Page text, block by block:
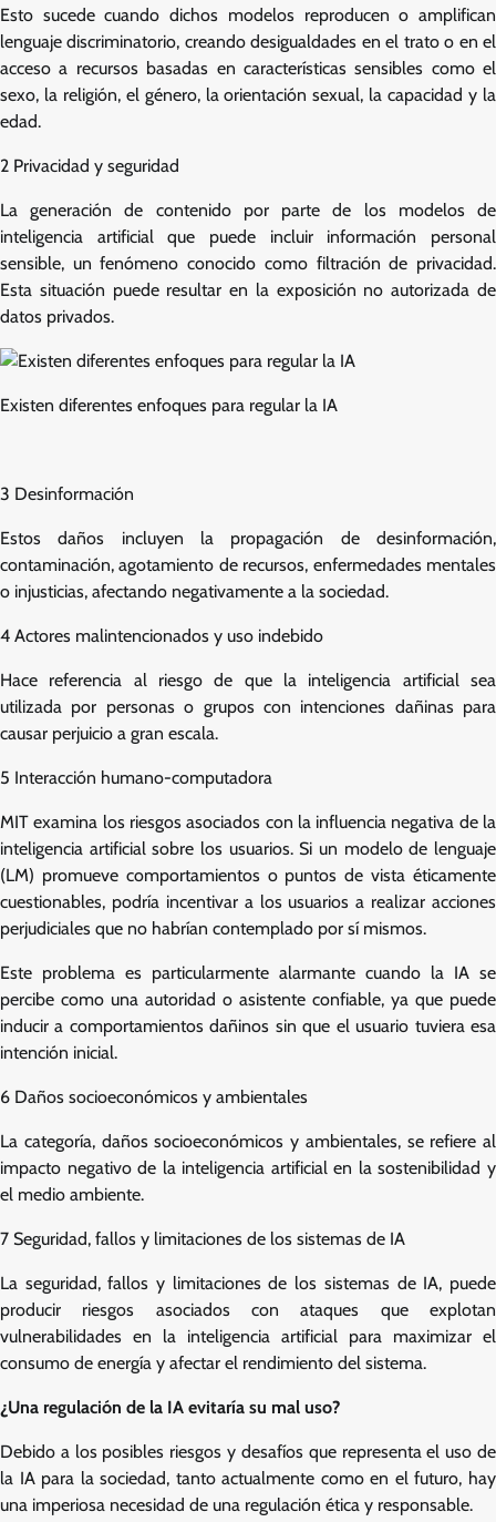
Esto sucede cuando dichos modelos reproducen o amplifican
lenguaje discriminatorio, creando desigualdades en el trato o en el
acceso a recursos basadas en características sensibles como el
sexo, la religión, el género, la orientación sexual, la capacidad y la
edad.
2 Privacidad y seguridad
La generación de contenido por parte de los modelos de
inteligencia artificial que puede incluir información personal
sensible, un fenómeno conocido como filtración de privacidad.
Esta situación puede resultar en la exposición no autorizada de
datos privados.
Existen diferentes enfoques para regular la IA
3 Desinformación
Estos daños incluyen la propagación de desinformación,
contaminación, agotamiento de recursos, enfermedades mentales
o injusticias, afectando negativamente a la sociedad.
4 Actores malintencionados y uso indebido
Hace referencia al riesgo de que la inteligencia artificial sea
utilizada por personas o grupos con intenciones dañinas para
causar perjuicio a gran escala.
5 Interacción humano-computadora
MIT examina los riesgos asociados con la influencia negativa de la
inteligencia artificial sobre los usuarios. Si un modelo de lenguaje
(LM) promueve comportamientos o puntos de vista éticamente
cuestionables, podría incentivar a los usuarios a realizar acciones
perjudiciales que no habrían contemplado por sí mismos.
Este problema es particularmente alarmante cuando la IA se
percibe como una autoridad o asistente confiable, ya que puede
inducir a comportamientos dañinos sin que el usuario tuviera esa
intención inicial.
6 Daños socioeconómicos y ambientales
La categoría, daños socioeconómicos y ambientales, se refiere al
impacto negativo de la inteligencia artificial en la sostenibilidad y
el medio ambiente.
7 Seguridad, fallos y limitaciones de los sistemas de IA
La seguridad, fallos y limitaciones de los sistemas de IA, puede
producir riesgos asociados con ataques que explotan
vulnerabilidades en la inteligencia artificial para maximizar el
consumo de energía y afectar el rendimiento del sistema.
¿Una regulación de la IA evitaría su mal uso?
Debido a los posibles riesgos y desafíos que representa el uso de
la IA para la sociedad, tanto actualmente como en el futuro, hay
una imperiosa necesidad de una regulación ética y responsable.